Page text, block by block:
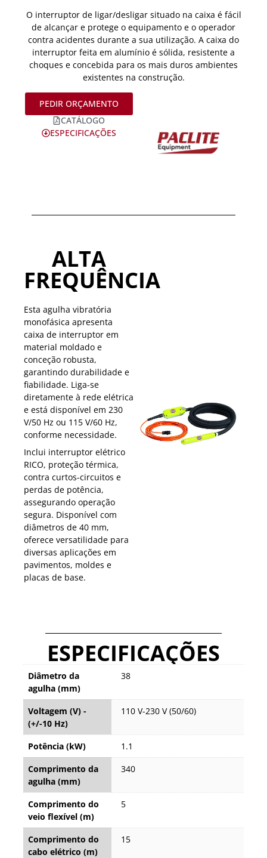
O interruptor de ligar/desligar situado na caixa é fácil
de alcançar e protege o equipamento e o operador
contra acidentes durante a sua utilização. A caixa do
interruptor feita em alumínio é sólida, resistente a
choques e concebida para os mais duros ambientes
existentes na construção.
PEDIR ORÇAMENTO
CATÁLOGO
ESPECIFICAÇÕES
ALTA
FREQUÊNCIA
Esta agulha vibratória
monofásica apresenta
caixa de interruptor em
material moldado e
conceção robusta,
garantindo durabilidade e
fiabilidade. Liga-se
diretamente à rede elétrica
e está disponível em 230
V/50 Hz ou 115 V/60 Hz,
conforme necessidade.
Inclui interruptor elétrico
RICO, proteção térmica,
contra curtos-circuitos e
perdas de potência,
assegurando operação
segura. Disponível com
diâmetros de 40 mm,
oferece versatilidade para
diversas aplicações em
pavimentos, moldes e
placas de base.
ESPECIFICAÇÕES
Diâmetro da
agulha (mm)
38
Voltagem (V) -
(+/-10 Hz)
110 V-230 V (50/60)
Potência (kW)
1.1
Comprimento da
agulha (mm)
340
Comprimento do
veio flexível (m)
5
Comprimento do
cabo elétrico (m)
15